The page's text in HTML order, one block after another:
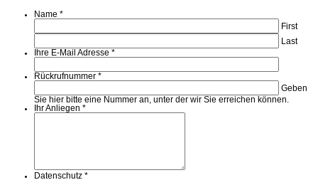
Name *
First
Last
Ihre E-Mail Adresse *
Rückrufnummer *
Geben
Sie hier bitte eine Nummer an, unter der wir Sie erreichen können.
Ihr Anliegen *
Datenschutz *